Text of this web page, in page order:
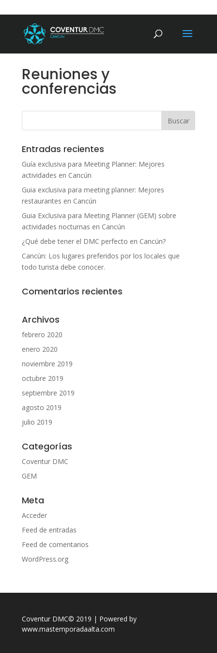
Reuniones y
conferencias
Entradas recientes
Guía exclusiva para Meeting Planner: Mejores
actividades en Cancún
Guia exclusiva para meeting planner: Mejores
restaurantes en Cancún
Guia Exclusiva para Meeting Planner (GEM) sobre
actividades nocturnas en Cancún
¿Qué debe tener el DMC perfecto en Cancún?
Cancún: Los lugares preferidos por los locales que
todo turista debe conocer.
Comentarios recientes
Archivos
febrero 2020
enero 2020
noviembre 2019
octubre 2019
septiembre 2019
agosto 2019
julio 2019
Categorías
Coventur DMC
GEM
Meta
Acceder
Feed de entradas
Feed de comentarios
WordPress.org
Coventur DMC© 2019 | Powered by
www.mastemporadaalta.com